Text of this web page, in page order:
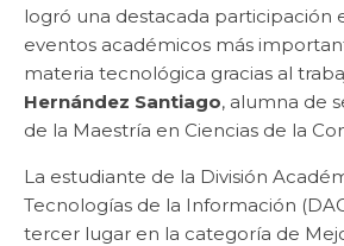
logró una destacada participación
eventos académicos más
materia tecnológica gracias al
Hernández Santiago, alumna de
de la Maestría en Ciencias de la
La estudiante de la División
Tecnologías de la Información
tercer lugar en la categoría de